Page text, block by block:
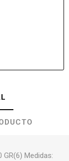
GR(6) Medidas: